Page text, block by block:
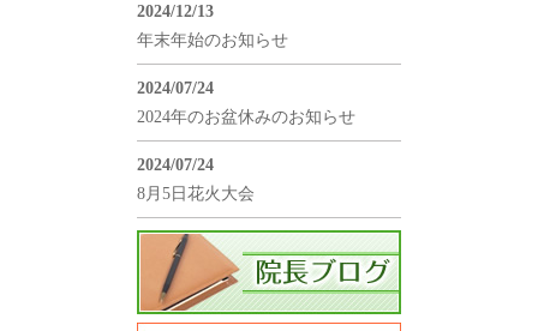
2024/12/13
年末年始のお知らせ
2024/07/24
2024年のお盆休みのお知らせ
2024/07/24
8月5日花火大会